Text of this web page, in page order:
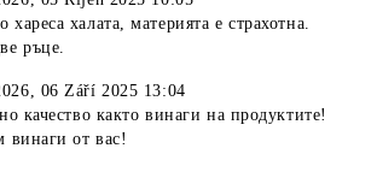
халата, материята е страхотна.
ръце.
, 06 Září 2025 13:04
качество както винаги на продуктите!
винаги от вас!